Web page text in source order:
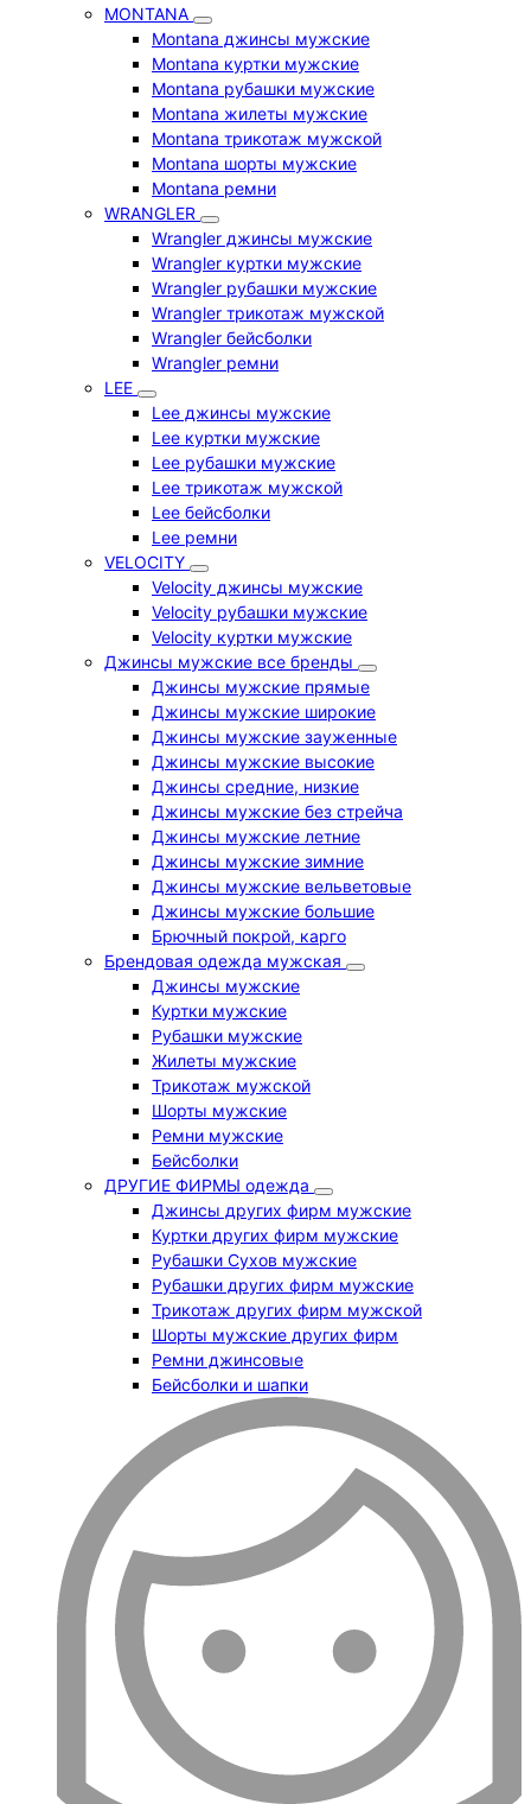
MONTANA
Montana джинсы мужские
Montana куртки мужские
Montana рубашки мужские
Montana жилеты мужские
Montana трикотаж мужской
Montana шорты мужские
Montana ремни
WRANGLER
Wrangler джинсы мужские
Wrangler куртки мужские
Wrangler рубашки мужские
Wrangler трикотаж мужской
Wrangler бейсболки
Wrangler ремни
LEE
Lee джинсы мужские
Lee куртки мужские
Lee рубашки мужские
Lee трикотаж мужской
Lee бейсболки
Lee ремни
VELOCITY
Velocity джинсы мужские
Velocity рубашки мужские
Velocity куртки мужские
Джинсы мужские все бренды
Джинсы мужские прямые
Джинсы мужские широкие
Джинсы мужские зауженные
Джинсы мужские высокие
Джинсы средние, низкие
Джинсы мужские без стрейча
Джинсы мужские летние
Джинсы мужские зимние
Джинсы мужские вельветовые
Джинсы мужские большие
Брючный покрой, карго
Брендовая одежда мужская
Джинсы мужские
Куртки мужские
Рубашки мужские
Жилеты мужские
Трикотаж мужской
Шорты мужские
Ремни мужские
Бейсболки
ДРУГИЕ ФИРМЫ одежда
Джинсы других фирм мужские
Куртки других фирм мужские
Рубашки Сухов мужские
Рубашки других фирм мужские
Трикотаж других фирм мужской
Шорты мужские других фирм
Ремни джинсовые
Бейсболки и шапки